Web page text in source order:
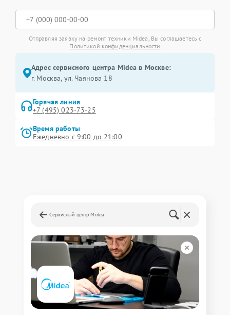
Отправляя заявку на ремонт техники Midea, Вы соглашаетесь с
Политикой конфиденциальности
Адрес сервисного центра Midea в Москве:
г. Москва, ул. Чаянова 18
Горячая линия
+7 (495) 023-73-25
Время работы
Ежедневно с 9:00 до 21:00
Сервисный центр Midea